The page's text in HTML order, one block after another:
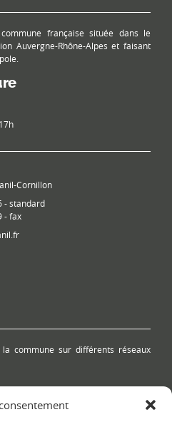
française située dans le
Auvergne-Rhône-Alpes et faisant
Cornillon
- standard
- fax
commune sur différents réseaux